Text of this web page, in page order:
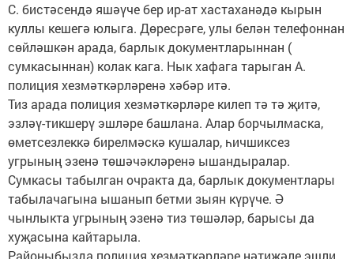
С. бистәсендә яшәүче бер ир-ат хастаханәдә кырын
куллы кешегә юлыга. Дөресрәге, улы белән телефоннан
сөйләшкән арада, барлык документларыннан (
сумкасыннан) колак кага. Нык хафага тарыган А.
полиция хезмәткәрләренә хәбәр итә.
Тиз арада полиция хезмәткәрләре килеп тә тә җитә,
эзләү-тикшерү эшләре башлана. Алар борчылмаска,
өметсезлеккә бирелмәскә кушалар, һичшиксез
угрының эзенә төшәчәкләренә ышандыралар.
Сумкасы табылган очракта да, барлык документлары
табылачагына ышанып бетми зыян күрүче. Ә
чынлыкта угрының эзенә тиз төшәләр, барысы да
хуҗасына кайтарыла.